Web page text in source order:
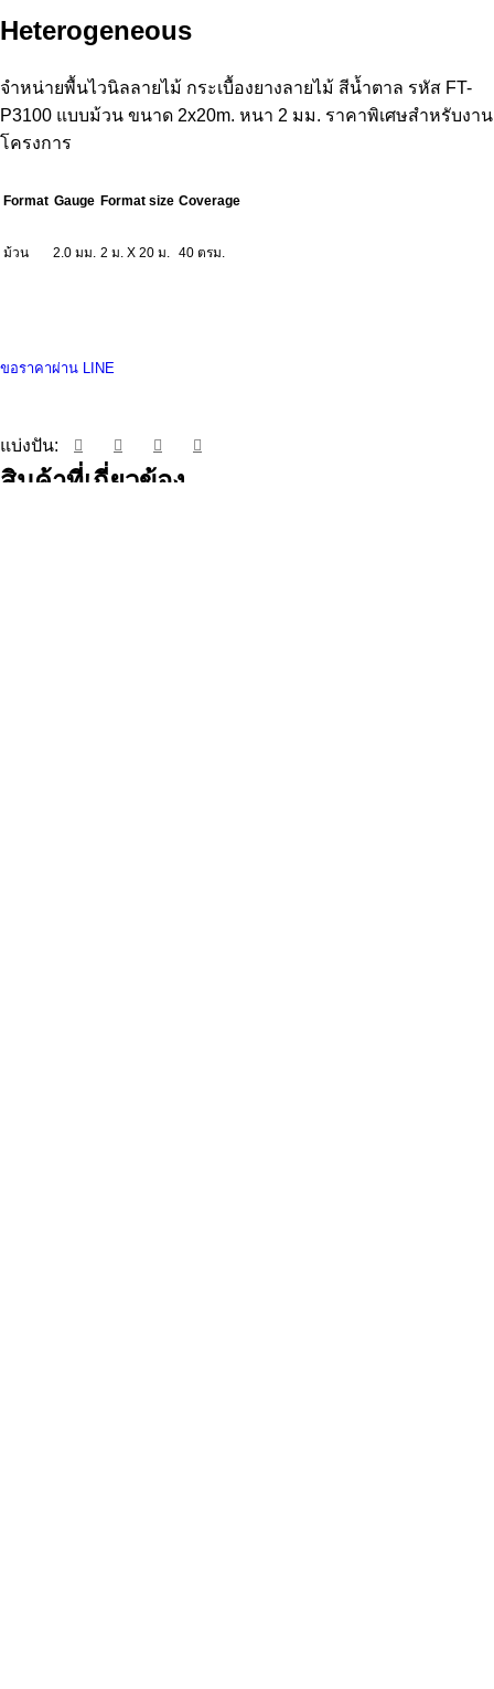
Heterogeneous
จำหน่ายพื้นไวนิลลายไม้ กระเบื้องยางลายไม้ สีน้ำตาล รหัส FT-
P3100 แบบม้วน ขนาด 2x20m. หนา 2 มม. ราคาพิเศษสำหรับงาน
โครงการ
Format Gauge Format size Coverage
ม้วน 2.0 มม. 2 ม. X 20 ม. 40 ตรม.
ขอราคาผ่าน LINE
แบ่งปัน:
สินค้าที่เกี่ยวข้อง